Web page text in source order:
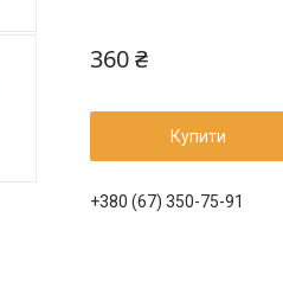
360 ₴
Купити
+380 (67) 350-75-91